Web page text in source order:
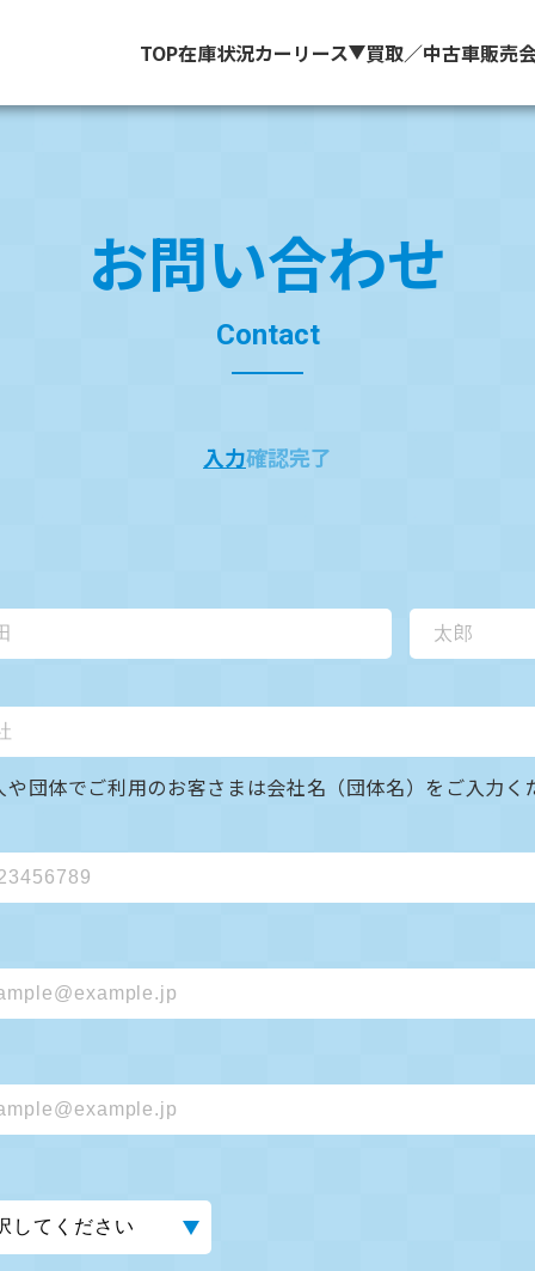
TOP在庫状況カーリース 買取／中古車販売
お問い合わせ
Contact
入力確認完了
団体でご利用のお客さまは会社名（団体名）をご入力く